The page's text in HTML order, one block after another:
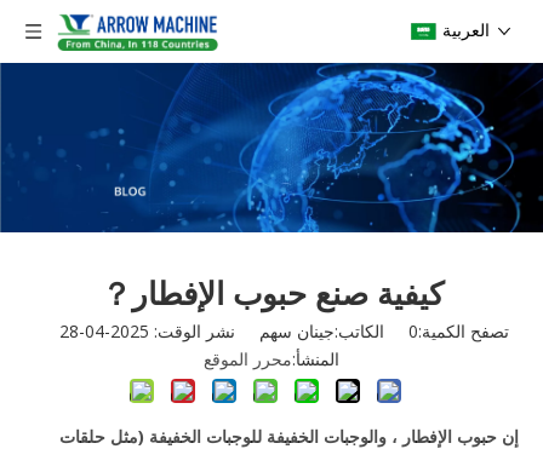
العربية
كيفية صنع حبوب الإفطار？
تصفح الكمية:0
المنشأ:محرر الموقع
إن حبوب الإفطار ، والوجبات الخفيفة للوجبات الخفيفة (مثل حلقات